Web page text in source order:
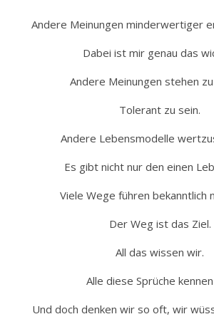
Andere Meinungen minderwertiger
Dabei ist mir genau das
Andere Meinungen stehen
Tolerant zu sein.
Andere Lebensmodelle
Es gibt nicht nur den einen
Viele Wege führen bekanntlich
Der Weg ist das Ziel.
All das wissen wir.
Alle diese Sprüche
Und doch denken wir so oft, wir